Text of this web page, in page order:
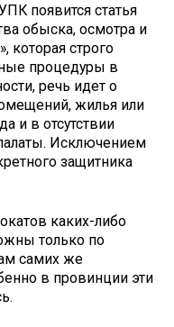
появится статья
обыска, осмотра и
которая строго
процедуры в
речь идет о
жилья или
и в отсутствии
Исключением
защитника
каких-либо
только по
самих же
в провинции эти